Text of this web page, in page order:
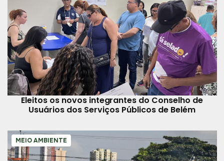
Eleitos os novos integrantes do Conselho de
Usuários dos Serviços Públicos de Belém
MEIO AMBIENTE